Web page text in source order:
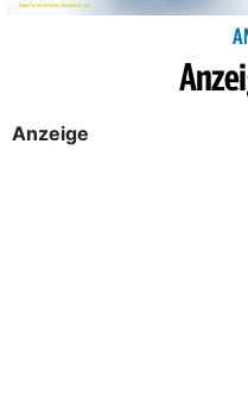
Anzeige